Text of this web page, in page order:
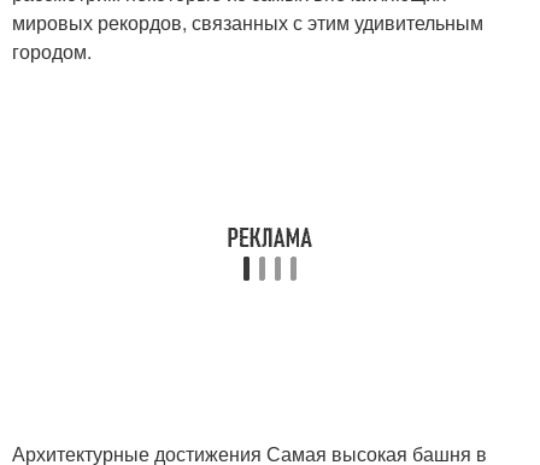
мировых рекордов, связанных с этим удивительным
городом.
Архитектурные достижения Самая высокая башня в